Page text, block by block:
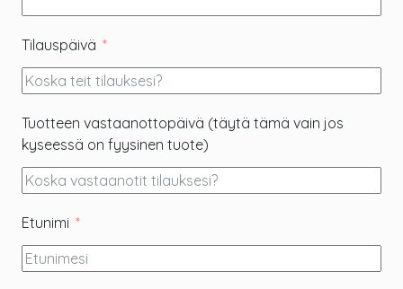
Tilauspäivä
Tuotteen vastaanottopäivä (täytä tämä vain jos
kyseessä on fyysinen tuote)
Etunimi